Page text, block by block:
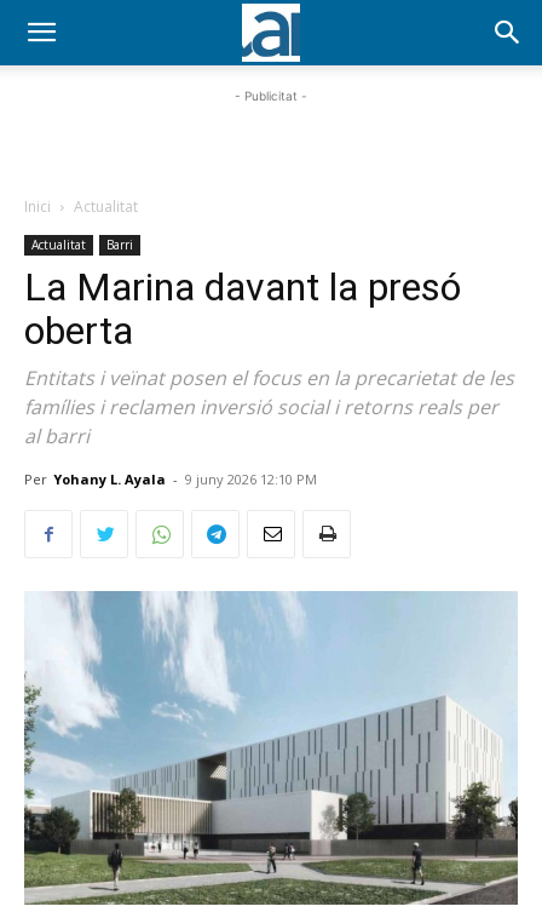
- Publicitat -
Inici Actualitat
Actualitat Barri
La Marina davant la presó
oberta
Entitats i veïnat posen el focus en la precarietat de les
famílies i reclamen inversió social i retorns reals per
al barri
Per Yohany L. Ayala - 9 juny 2026 12:10 PM